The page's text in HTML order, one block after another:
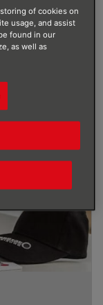
bis
Überblick
und mehr
of cookies on
usage, and assist
found in our
as well as